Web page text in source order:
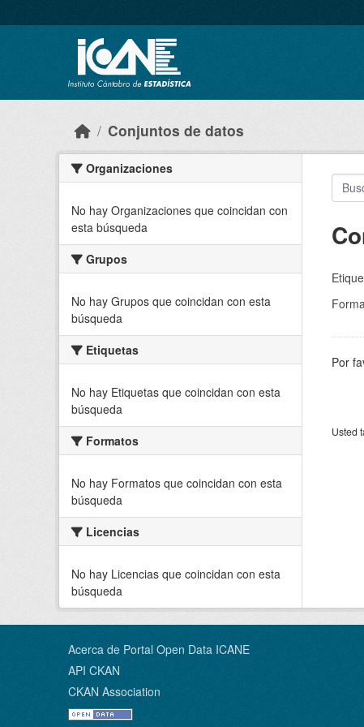
Conjuntos de datos
Organizaciones
No hay Organizaciones que coincidan con
esta búsqueda
Grupos
No hay Grupos que coincidan con esta
búsqueda
Etiquetas
No hay Etiquetas que coincidan con esta
búsqueda
Formatos
No hay Formatos que coincidan con esta
búsqueda
Licencias
No hay Licencias que coincidan con esta
búsqueda
Por
Usted
Acerca de Portal Open Data ICANE
API CKAN
CKAN Association